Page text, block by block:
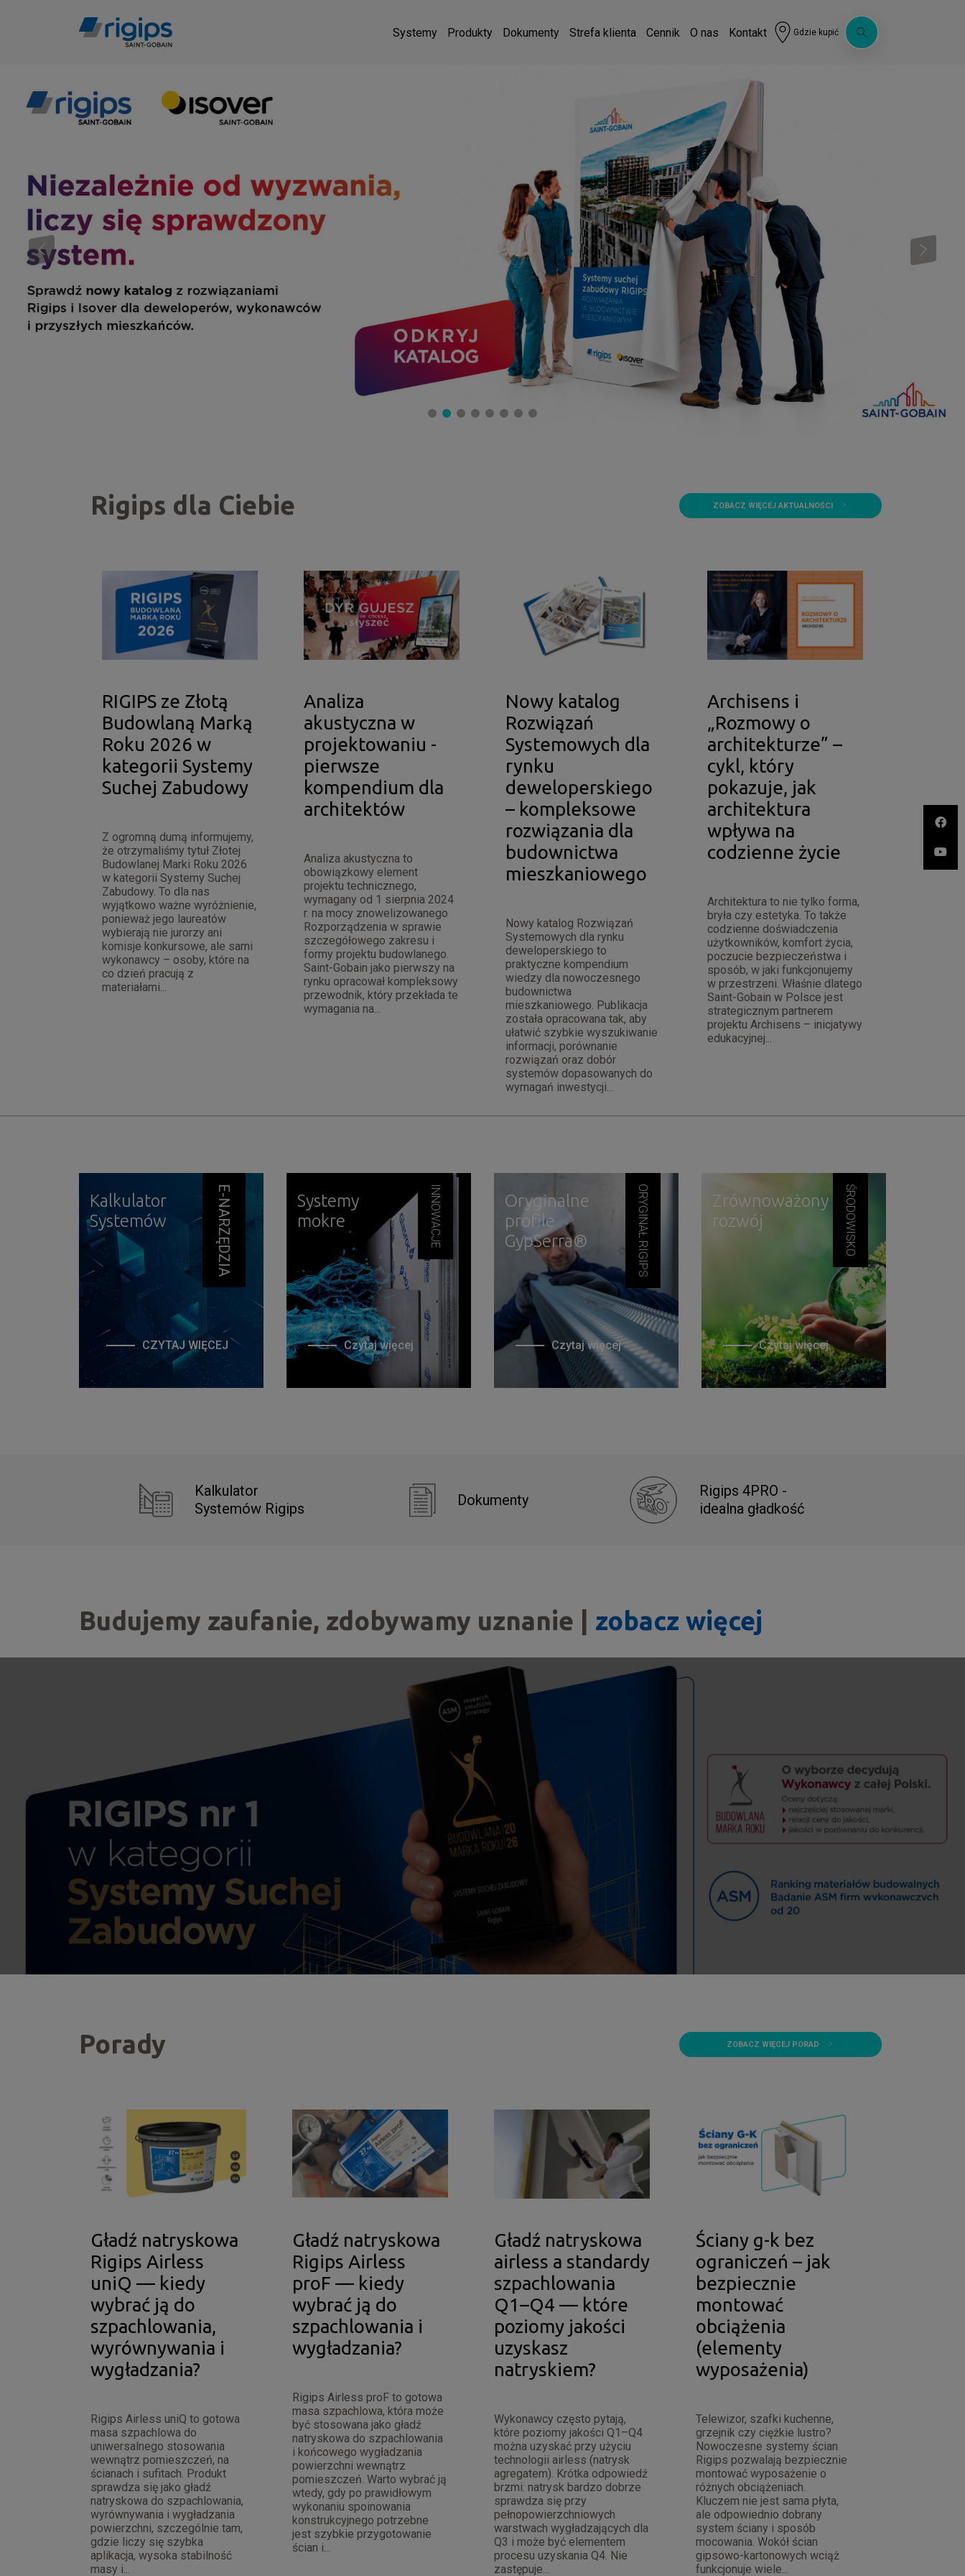
Systemy Produkty Dokumenty Strefa klienta Cennik O nas Kontakt Gdzie kupić
Rigips dla Ciebie
RIGIPS ze Złotą
Budowlaną Marką
Roku 2026 w
kategorii Systemy
Suchej Zabudowy
Z ogromną dumą informujemy,
że otrzymaliśmy tytuł Złotej
Budowlanej Marki Roku 2026
w kategorii Systemy Suchej
Zabudowy. To dla nas
wyjątkowo ważne wyróżnienie,
ponieważ jego laureatów
wybierają nie jurorzy ani
komisje konkursowe, ale sami
wykonawcy – osoby, które na
co dzień pracują z
materiałami...
Analiza
akustyczna w
projektowaniu -
pierwsze
kompendium dla
architektów
Analiza akustyczna to
obowiązkowy element
projektu technicznego,
wymagany od 1 sierpnia 2024
r. na mocy znowelizowanego
Rozporządzenia w sprawie
szczegółowego zakresu i
formy projektu budowlanego.
Saint-Gobain jako pierwszy na
rynku opracował kompleksowy
przewodnik, który przekłada te
wymagania na...
Nowy katalog
Rozwiązań
Systemowych dla
rynku
deweloperskiego
– kompleksowe
rozwiązania dla
budownictwa
mieszkaniowego
Nowy katalog Rozwiązań
Systemowych dla rynku
deweloperskiego to
praktyczne kompendium
wiedzy dla nowoczesnego
budownictwa
mieszkaniowego. Publikacja
została opracowana tak, aby
ułatwić szybkie wyszukiwanie
informacji, porównanie
rozwiązań oraz dobór
systemów dopasowanych do
wymagań inwestycji...
Archisens i
„Rozmowy o
architekturze” –
cykl, który
pokazuje, jak
architektura
wpływa na
codzienne życie
Architektura to nie tylko forma,
bryła czy estetyka. To także
codzienne doświadczenia
użytkowników, komfort życia,
poczucie bezpieczeństwa i
sposób, w jaki funkcjonujemy
w przestrzeni. Właśnie dlatego
Saint-Gobain w Polsce jest
strategicznym partnerem
projektu Archisens – inicjatywy
edukacyjnej...
ZOBACZ WIĘCEJ AKTUALNOŚCI
Kalkulator
Systemów
CZYTAJ WIĘCEJ
O
KALKULATOR
SYSTEMÓW
E-NARZĘDZIA
Systemy
mokre
Czytaj więcej
INNOWACJE
Oryginalne
profile
GypSerra®
Czytaj więcej
ORYGINAŁ RIGIPS
Zrównoważony
rozwój
Czytaj więcej
ŚRODOWISKO
Kalkulator
Systemów Rigips
Dokumenty
Rigips 4PRO -
idealna gładkość
Budujemy zaufanie, zdobywamy uznanie | zobacz więcej
Porady
Gładź natryskowa
Rigips Airless
uniQ — kiedy
wybrać ją do
szpachlowania,
wyrównywania i
wygładzania?
Rigips Airless uniQ to gotowa
masa szpachlowa do
uniwersalnego stosowania
wewnątrz pomieszczeń, na
ścianach i sufitach. Produkt
sprawdza się jako gładź
natryskowa do szpachlowania,
wyrównywania i wygładzania
powierzchni, szczególnie tam,
gdzie liczy się szybka
aplikacja, wysoka stabilność
masy i...
Gładź natryskowa
Rigips Airless
proF — kiedy
wybrać ją do
szpachlowania i
wygładzania?
Rigips Airless proF to gotowa
masa szpachlowa, która może
być stosowana jako gładź
natryskowa do szpachlowania
i końcowego wygładzania
powierzchni wewnątrz
pomieszczeń. Warto wybrać ją
wtedy, gdy po prawidłowym
wykonaniu spoinowania
konstrukcyjnego potrzebne
jest szybkie przygotowanie
ścian i...
Gładź natryskowa
airless a standardy
szpachlowania
Q1–Q4 — które
poziomy jakości
uzyskasz
natryskiem?
Wykonawcy często pytają,
które poziomy jakości Q1–Q4
można uzyskać przy użyciu
technologii airless (natrysk
agregatem). Krótka odpowiedź
brzmi: natrysk bardzo dobrze
sprawdza się przy
pełnopowierzchniowych
warstwach wygładzających dla
Q3 i może być elementem
procesu uzyskania Q4. Nie
zastępuje...
Ściany g-k bez
ograniczeń – jak
bezpiecznie
montować
obciążenia
(elementy
wyposażenia)
Telewizor, szafki kuchenne,
grzejnik czy ciężkie lustro?
Nowoczesne systemy ścian
Rigips pozwalają bezpiecznie
montować wyposażenie o
różnych obciążeniach.
Kluczem nie jest sama płyta,
ale odpowiednio dobrany
system ściany i sposób
mocowania. Wokół ścian
gipsowo-kartonowych wciąż
funkcjonuje wiele...
ZOBACZ WIĘCEJ PORAD